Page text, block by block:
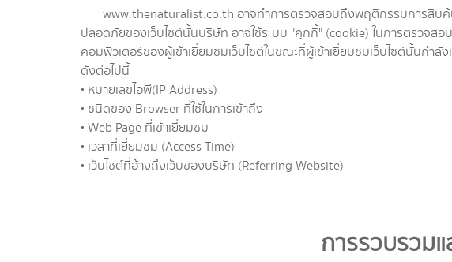
www.thenaturalist.co.th อาจทำการตรวจสอบถึงพฤติกรรมการสืบค้น
ปลอดภัยของเว็บไซต์นั้นบริษัท อาจใช้ระบบ "คุกกี้" (cookie) ในการตรวจส
คอมพิวเตอร์ของผู้เข้าเยี่ยมชมเว็บไซต์ในขณะที่ผู้เข้าเยี่ยมชมเว็บไซต์นั้นกำ
ดังต่อไปนี้
• หมายเลขไอพี(IP Address)
• ชนิดของ Browser ที่ใช้ในการเข้าถึง
• Web Page ที่เข้าเยี่ยมชม
• เวลาที่เยี่ยมชม (Access Time)
• เว็บไซต์ที่อ้างถึงเว็บของบริษัท (Referring Website)
การรวบรวม